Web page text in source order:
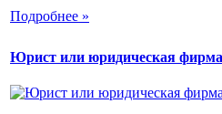
Подробнее »
Юрист или юридическая